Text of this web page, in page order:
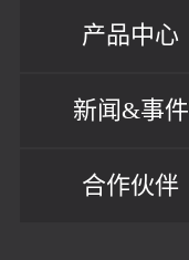
产品中心
新闻&事件
合作伙伴